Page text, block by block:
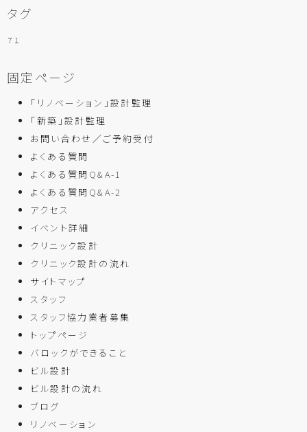
タグ
７１
固定ページ
「リノベーション」設計監理
「新築」設計監理
お問い合わせ／ご予約受付
よくある質問
よくある質問Q&A-1
よくある質問Q&A-2
アクセス
イベント詳細
クリニック設計
クリニック設計の流れ
サイトマップ
スタッフ
スタッフ協力業者募集
トップページ
バロックができること
ビル設計
ビル設計の流れ
ブログ
リノベーション